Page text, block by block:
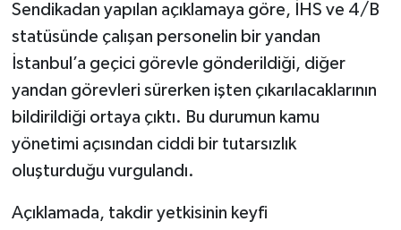
Sendikadan yapılan açıklamaya göre, İHS ve 4/B
statüsünde çalışan personelin bir yandan
İstanbul’a geçici görevle gönderildiği, diğer
yandan görevleri sürerken işten çıkarılacaklarının
bildirildiği ortaya çıktı. Bu durumun kamu
yönetimi açısından ciddi bir tutarsızlık
oluşturduğu vurgulandı.
Açıklamada, takdir yetkisinin keyfi